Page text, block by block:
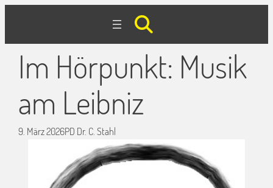
Im Hörpunkt: Musik
am Leibniz
9. März 2026PD Dr. C. Stahl